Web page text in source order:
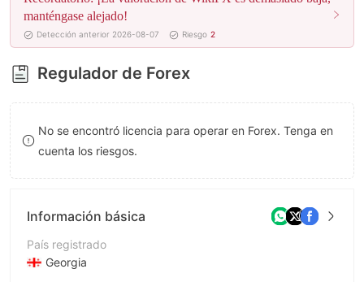
6
7
8
9
4
5
6
7
8
9
manténgase alejado!
Detección anterior 2026-08-07 Riesgo 2
Regulador de Forex
No se encontró licencia para operar en Forex. Tenga en
cuenta los riesgos.
Información básica
País registrado
Georgia